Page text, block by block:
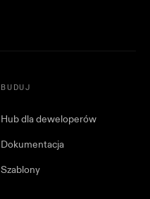
BUDUJ
Hub dla deweloperów
Dokumentacja
Szablony